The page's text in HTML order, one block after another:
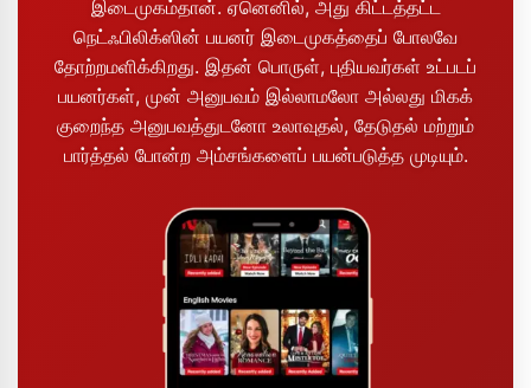
இடைமுகம்தான். ஏனெனில், அது கிட்டத்தட்ட
நெட்ஃபிலிக்ஸின் பயனர் இடைமுகத்தைப் போலவே
தோற்றமளிக்கிறது. இதன் பொருள், புதியவர்கள் உட்படப்
பயனர்கள், முன் அனுபவம் இல்லாமலோ அல்லது மிகக்
குறைந்த அனுபவத்துடனோ உலாவுதல், தேடுதல் மற்றும்
பார்த்தல் போன்ற அம்சங்களைப் பயன்படுத்த முடியும்.